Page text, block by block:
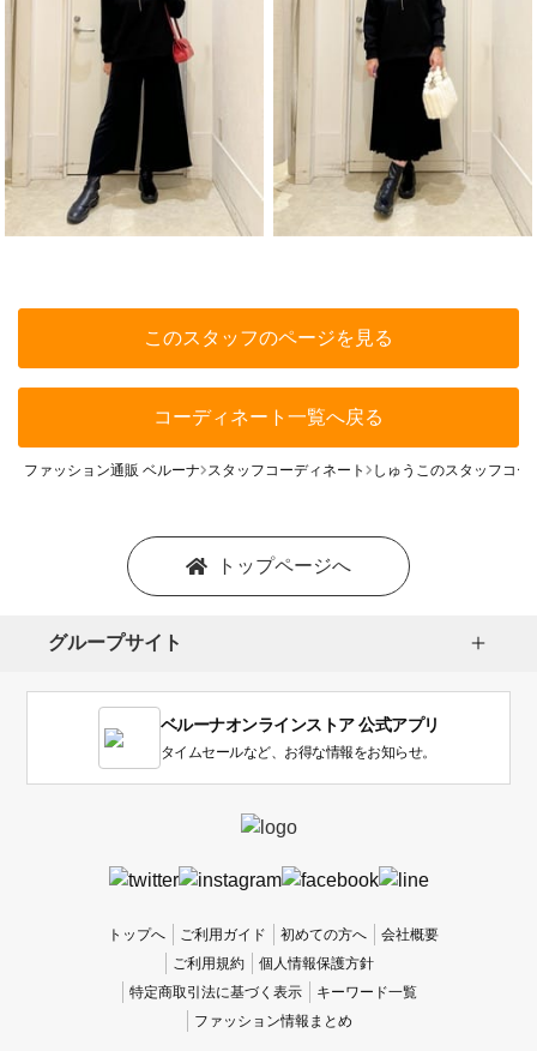
このスタッフのページを見る
コーディネート一覧へ戻る
ファッション通販 ベルーナ スタッフコーディネート しゅうこのスタッフコー
トップページへ
グループサイト
ベルーナオンラインストア 公式アプリ
タイムセールなど、お得な情報をお知らせ。
トップへ ご利用ガイド 初めての方へ
会社概要
ご利用規約
個人情報保護方針
特定商取引法に基づく表示
キーワード一覧
ファッション情報まとめ